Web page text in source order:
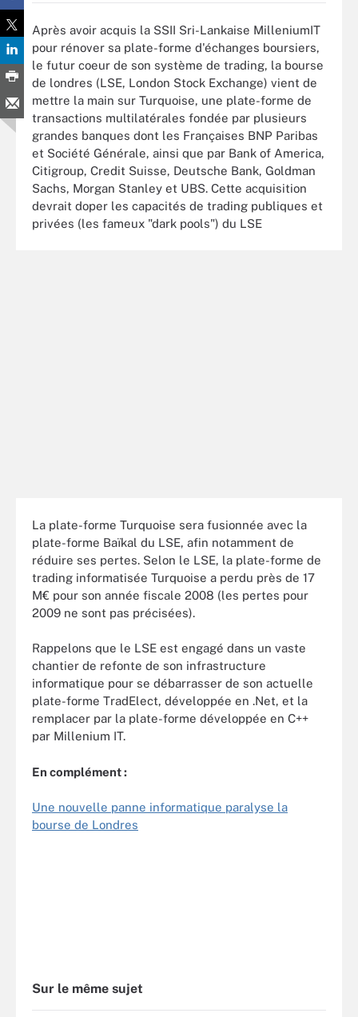
Après avoir acquis la SSII Sri-Lankaise MilleniumIT
pour rénover sa plate-forme d'échanges boursiers,
le futur coeur de son système de trading, la bourse
de londres (LSE, London Stock Exchange) vient de
mettre la main sur Turquoise, une plate-forme de
transactions multilatérales fondée par plusieurs
grandes banques dont les Françaises BNP Paribas
et Société Générale, ainsi que par Bank of America,
Citigroup, Credit Suisse, Deutsche Bank, Goldman
Sachs, Morgan Stanley et UBS. Cette acquisition
devrait doper les capacités de trading publiques et
privées (les fameux "dark pools") du LSE
La plate-forme Turquoise sera fusionnée avec la
plate-forme Baïkal du LSE, afin notamment de
réduire ses pertes. Selon le LSE, la plate-forme de
trading informatisée Turquoise a perdu près de 17
M€ pour son année fiscale 2008 (les pertes pour
2009 ne sont pas précisées).
Rappelons que le LSE est engagé dans un vaste
chantier de refonte de son infrastructure
informatique pour se débarrasser de son actuelle
plate-forme TradElect, développée en .Net, et la
remplacer par la plate-forme développée en C++
par Millenium IT.
En complément :
Une nouvelle panne informatique paralyse la
bourse de Londres
Sur le même sujet